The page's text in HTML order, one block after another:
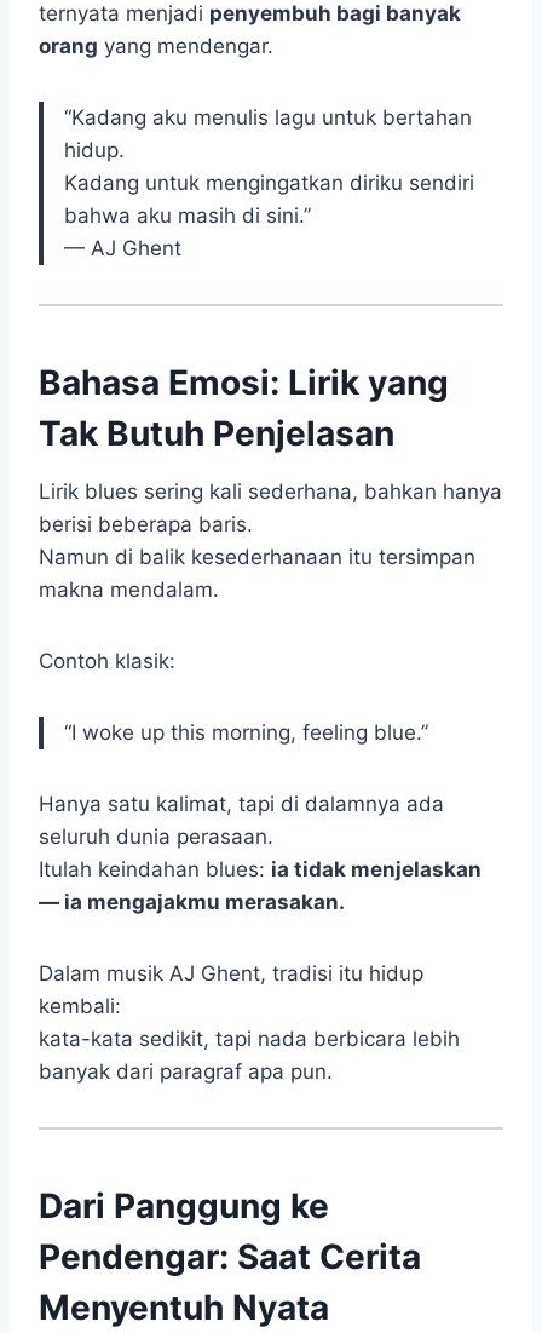
ternyata menjadi penyembuh bagi banyak
orang yang mendengar.
“Kadang aku menulis lagu untuk bertahan
hidup.
Kadang untuk mengingatkan diriku sendiri
bahwa aku masih di sini.”
— AJ Ghent
Bahasa Emosi: Lirik yang
Tak Butuh Penjelasan
Lirik blues sering kali sederhana, bahkan hanya
berisi beberapa baris.
Namun di balik kesederhanaan itu tersimpan
makna mendalam.
Contoh klasik:
“I woke up this morning, feeling blue.”
Hanya satu kalimat, tapi di dalamnya ada
seluruh dunia perasaan.
Itulah keindahan blues: ia tidak menjelaskan
— ia mengajakmu merasakan.
Dalam musik AJ Ghent, tradisi itu hidup
kembali:
kata-kata sedikit, tapi nada berbicara lebih
banyak dari paragraf apa pun.
Dari Panggung ke
Pendengar: Saat Cerita
Menyentuh Nyata